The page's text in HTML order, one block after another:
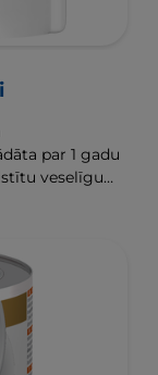
par 1 gadu
veselīgu